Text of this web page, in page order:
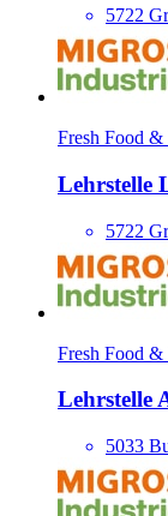
5722
Fresh Food
Lehrstelle
5722
Fresh Food
Lehrstelle
5033